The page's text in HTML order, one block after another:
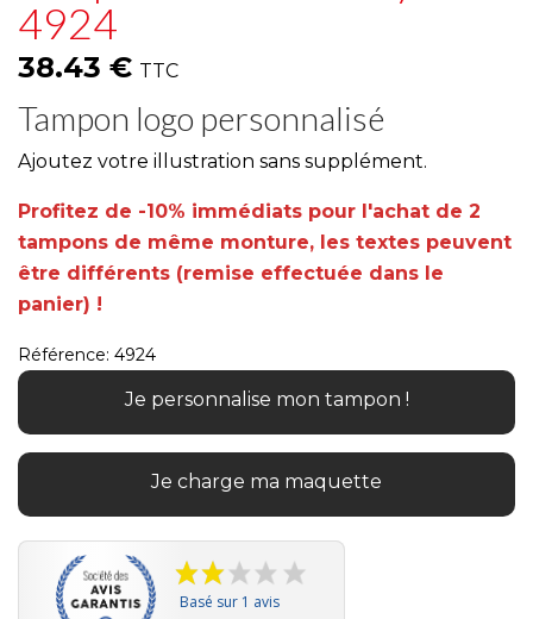
4924
38.43 € TTC
Tampon logo personnalisé
Ajoutez votre illustration sans supplément.
Profitez de -10% immédiats pour l'achat de 2
tampons de même monture, les textes peuvent
être différents (remise effectuée dans le
panier) !
Référence: 4924
Je personnalise mon tampon !
Je charge ma maquette
Basé sur 1 avis